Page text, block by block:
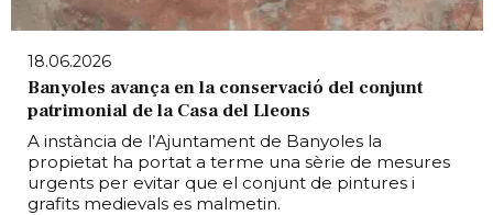
18.06.2026
Banyoles avança en la conservació del conjunt
patrimonial de la Casa del Lleons
A instància de l’Ajuntament de Banyoles la
propietat ha portat a terme una sèrie de mesures
urgents per evitar que el conjunt de pintures i
grafits medievals es malmetin.